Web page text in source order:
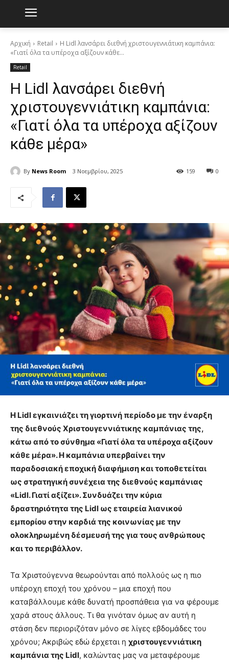
Αρχική Retail
Η Lidl λανσάρει διεθνή χριστουγεννιάτικη καμπάνια:
«Γιατί όλα τα υπέροχα αξίζουν κάθε...
Retail
Η Lidl λανσάρει διεθνή
χριστουγεννιάτικη καμπάνια:
«Γιατί όλα τα υπέροχα αξίζουν
κάθε μέρα»
By News Room 3 Νοεμβρίου, 2025 0
159
Η Lidlεγκαινιάζει τη γιορτινή περίοδο με την έναρξη
της διεθνούς Χριστουγεννιάτικης καμπάνιας της,
κάτω από το σύνθημα «Γιατί όλα τα υπέροχα αξίζουν
κάθε μέρα». Η καμπάνια υπερβαίνει την
παραδοσιακή εποχική διαφήμιση και τοποθετείται
ως στρατηγική συνέχεια της διεθνούς καμπάνιας
«Lidl. Γιατί αξίζει». Συνδυάζει την κύρια
δραστηριότητα της Lidl ως εταιρεία λιανικού
εμπορίου στην καρδιά της κοινωνίας με την
ολοκληρωμένη δέσμευσή της για τους ανθρώπους
και το περιβάλλον.
Τα Χριστούγεννα θεωρούνται από πολλούς ως η πιο
υπέροχη εποχή του χρόνου – μια εποχή που
καταβάλλουμε κάθε δυνατή προσπάθεια για να φέρουμε
χαρά στους άλλους. Τι θα γινόταν όμως αν αυτή η
στάση δεν περιοριζόταν μόνο σε λίγες εβδομάδες του
χρόνου; Ακριβώς εδώ έρχεται η χριστουγεννιάτικη
καμπάνια της Lidl, καλώντας μας να μεταφέρουμε